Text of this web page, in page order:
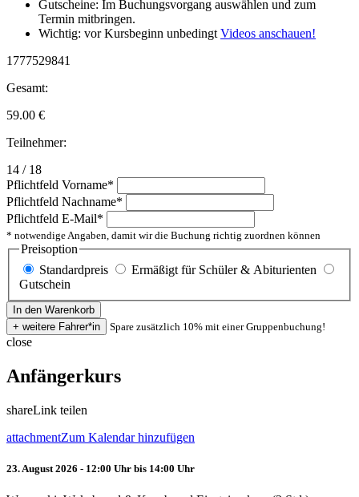
Gutscheine: Im Buchungsvorgang auswählen und zum
Termin mitbringen.
Wichtig: vor Kursbeginn unbedingtVideos anschauen!
1777529841
Gesamt:
59.00 €
Teilnehmer:
14 / 18
Pflichtfeld Vorname*
Pflichtfeld Nachname*
Pflichtfeld E-Mail*
* notwendige Angaben, damit wir die Buchung richtig zuordnen können
Preisoption
Standardpreis
Ermäßigt für Schüler & Abiturienten
Gutschein
Spare zusätzlich 10% mit einer Gruppenbuchung!
close
Anfängerkurs
shareLink teilen
attachmentZum Kalendar hinzufügen
23. August 2026 - 12:00 Uhr bis 14:00 Uhr